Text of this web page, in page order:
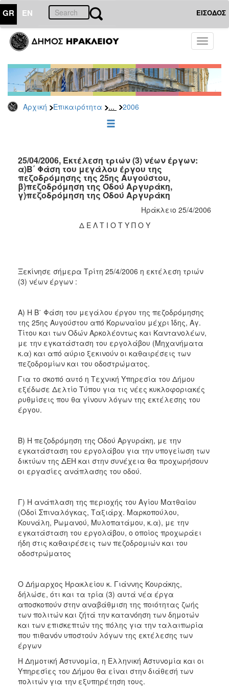
GR EN ΕΙΣΟΔΟΣ
Toggle
Αρχική Επικαιρότητα ... 2006
ΕΠΙΚΑΙΡΟΤΗΤΑ
Τύπου
Αρχείο
2026
2025
2022
2021
2020
2013
2011
2010
2006
ΔΗΜΟΤΗΣ
ΕΠΙΣΚΕΠΤΗΣ
ΗΡΑΚΛΕΙΟ
25/04/2006, Εκτέλεση τριών (3) νέων έργων:
α)Β΄ Φάση του μεγάλου έργου της
πεζοδρόμησης της 25ης Αυγούστου,
β)πεζοδρόμηση της Οδού Αργυράκη,
γ)πεζοδρόμηση της Οδού Αργυράκη
Ηράκλειο 25/4/2006
Δ Ε Λ Τ Ι Ο Τ Υ Π Ο Υ
Ξεκίνησε σήμερα Τρίτη 25/4/2006 η εκτέλεση τριών
(3) νέων έργων :
Α) Η Β΄ Φάση του μεγάλου έργου της πεζοδρόμησης
της 25ης Αυγούστου από Κορωναίου μέχρι Ίδης, Αγ.
Τίτου και των Οδών Αρκολέοντως και Καντανολέων,
με την εγκατάσταση του εργολάβου (Μηχανήματα
κ.α) και από αύριο ξεκινούν οι καθαιρέσεις των
πεζοδρομίων και του οδοστρώματος.
Για το σκοπό αυτό η Τεχνική Υπηρεσία του Δήμου
εξέδωσε Δελτίο Τύπου για τις νέες κυκλοφοριακές
ρυθμίσεις που θα γίνουν λόγων της εκτέλεσης του
έργου.
Β) Η πεζοδρόμηση της Οδού Αργυράκη, με την
εγκατάσταση του εργολάβου για την υπογείωση των
δικτύων της ΔΕΗ και στην συνέχεια θα προχωρήσουν
οι εργασίες ανάπλασης του οδού.
Γ) Η ανάπλαση της περιοχής του Αγίου Ματθαίου
(Οδοί Σπιναλόγκας, Ταξιάρχ. Μαρκοπούλου,
Κουνάλη, Ρωμανού, Μυλοπατάμου, κ.α), με την
εγκατάσταση του εργολάβου, ο οποίος προχωράει
ήδη στις καθαιρέσεις των πεζοδρομιών και του
οδοστρώματος
Ο Δήμαρχος Ηρακλείου κ. Γιάννης Κουράκης,
δήλώσε, ότι και τα τρία (3) αυτά νέα έργα
αποσκοπούν στην αναβάθμιση της ποιότητας ζωής
των πολιτών και ζήτά την κατανόηση των δημοτών
και των επισκεπτών της πόλης για την ταλαιπωρία
που πιθανόν υποστούν λόγων της εκτέλεσης των
έργων
Η Δημοτική Αστυνομία, η Ελληνική Αστυνομία και οι
Υπηρεσίες του Δήμου θα είναι στην διάθεσή των
πολιτών για την εξυπηρέτηση τους.